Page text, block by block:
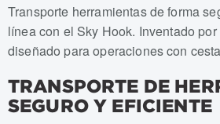
Numeros de articulo: USKY-001
Transporte herramientas de forma
línea con el Sky Hook. Inventado
diseñado para operaciones con
TRANSPORTE DE
SEGURO Y EFICIENTE